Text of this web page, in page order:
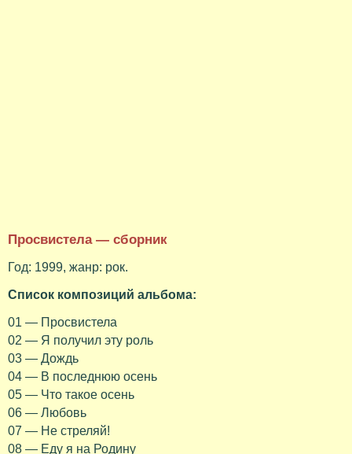
Просвистела — сборник
Год: 1999, жанр: рок.
Список композиций альбома:
01 — Просвистела
02 — Я получил эту роль
03 — Дождь
04 — В последнюю осень
05 — Что такое осень
06 — Любовь
07 — Не стреляй!
08 — Еду я на Родину